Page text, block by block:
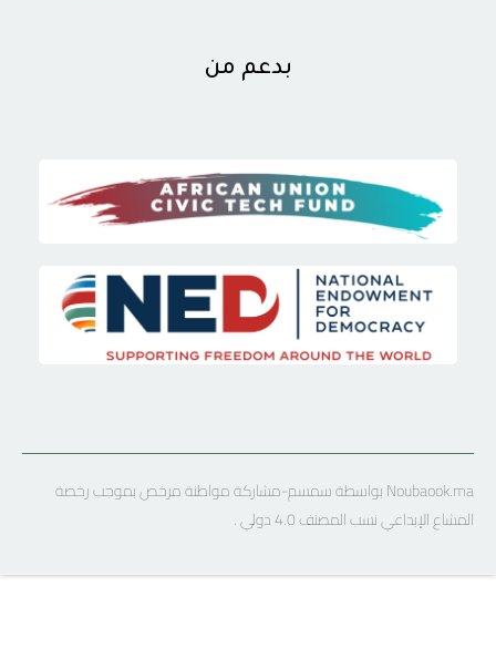
بدعم من
Noubaook.ma بواسطة سمسم-مشاركة مواطنة مرخص بموجب رخصة
المشاع الإبداعي نسب المصنف 4.0 دولي .